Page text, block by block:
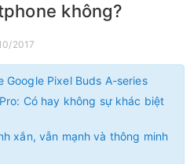
không?
2017
Pixel Buds A-series
Có hay không sự khác biệt
xắn, vẫn mạnh và thông minh